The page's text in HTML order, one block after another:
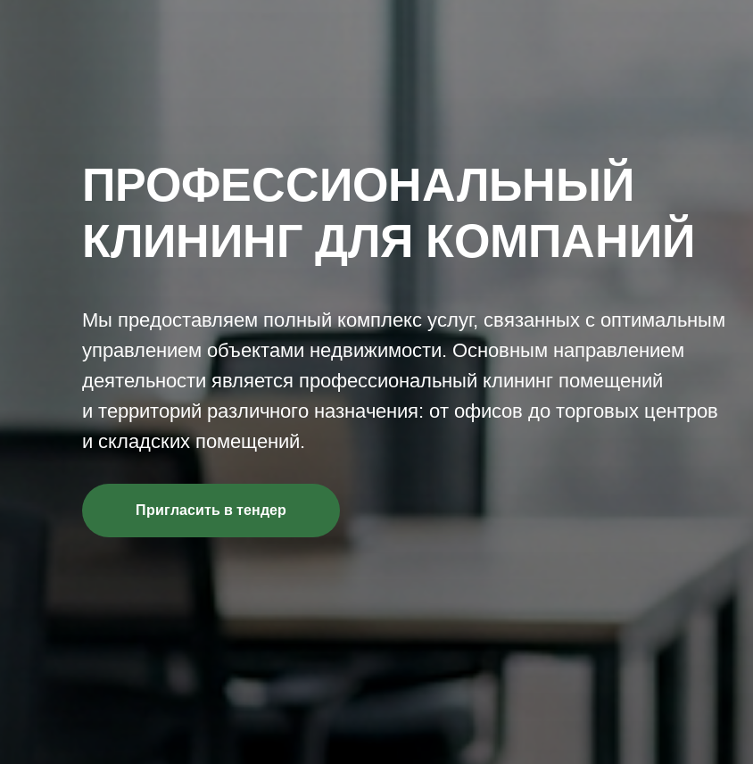
ПРОФЕССИОНАЛЬНЫЙ
КЛИНИНГ ДЛЯ КОМПАНИЙ
Мы предоставляем полный комплекс услуг, связанных с оптимальным
управлением объектами недвижимости. Основным направлением
деятельности является профессиональный клининг помещений
и территорий различного назначения: от офисов до торговых центров
и складских помещений.
Пригласить в тендер